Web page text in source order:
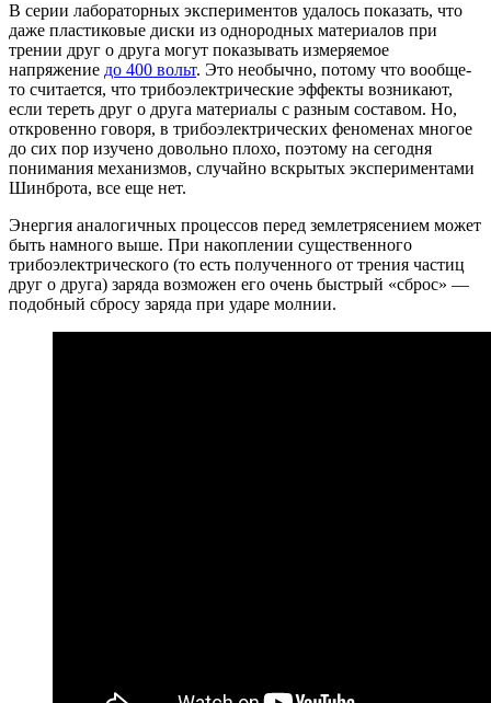
В серии лабораторных экспериментов удалось показать, что
даже пластиковые диски из однородных материалов при
трении друг о друга могут показывать измеряемое
напряжение до 400 вольт. Это необычно, потому что вообще-
то считается, что трибоэлектрические эффекты возникают,
если тереть друг о друга материалы с разным составом. Но,
откровенно говоря, в трибоэлектрических феноменах многое
до сих пор изучено довольно плохо, поэтому на сегодня
понимания механизмов, случайно вскрытых экспериментами
Шинброта, все еще нет.
Энергия аналогичных процессов перед землетрясением может
быть намного выше. При накоплении существенного
трибоэлектрического (то есть полученного от трения частиц
друг о друга) заряда возможен его очень быстрый «сброс» —
подобный сбросу заряда при ударе молнии.